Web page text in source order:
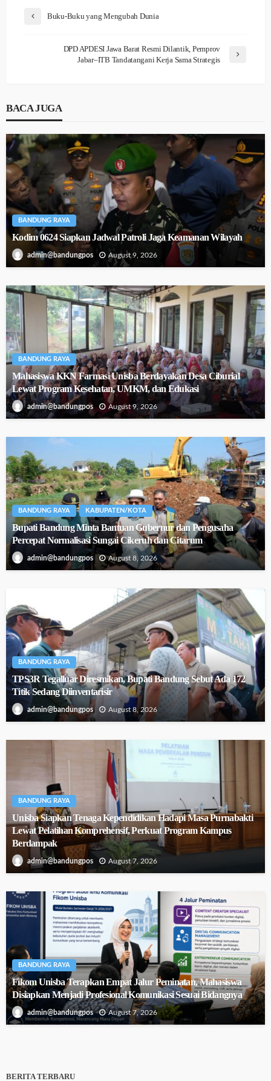
Buku-Buku yang Mengubah Dunia
DPD APDESI Jawa Barat Resmi Dilantik, Pemprov
Jabar–ITB Tandatangani Kerja Sama Strategis
BACA JUGA
BANDUNG RAYA
Kodim 0624 Siapkan Jadwal Patroli Jaga Keamanan Wilayah
admin@bandungpos August 9, 2026
BANDUNG RAYA
Mahasiswa KKN Farmasi Unisba Berdayakan Desa Ciburial
Lewat Program Kesehatan, UMKM, dan Edukasi
admin@bandungpos August 9, 2026
BANDUNG RAYA KABUPATEN/KOTA
Bupati Bandung Minta Bantuan Gubernur dan Pengusaha
Percepat Normalisasi Sungai Cikeruh dan Citarum
admin@bandungpos August 8, 2026
BANDUNG RAYA
TPS3R Tegalluar Diresmikan, Bupati Bandung Sebut Ada 172
Titik Sedang Diinventarisir
admin@bandungpos August 8, 2026
BANDUNG RAYA
Unisba Siapkan Tenaga Kependidikan Hadapi Masa Purnabakti
Lewat Pelatihan Komprehensif, Perkuat Program Kampus
Berdampak
admin@bandungpos August 7, 2026
BANDUNG RAYA
Fikom Unisba Terapkan Empat Jalur Peminatan, Mahasiswa
Disiapkan Menjadi Profesional Komunikasi Sesuai Bidangnya
admin@bandungpos August 7, 2026
BERITA TERBARU